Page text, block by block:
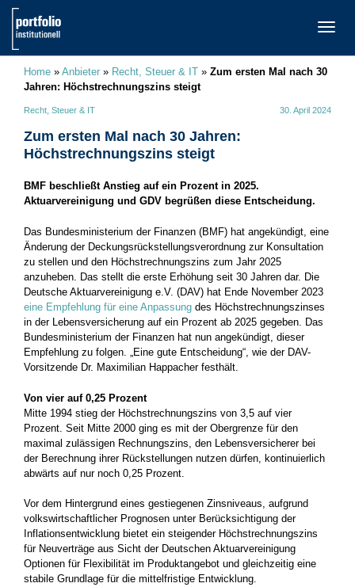
Home » Anbieter » Recht, Steuer & IT » Zum ersten Mal nach 30
Jahren: Höchstrechnungszins steigt
Recht, Steuer & IT 30. April 2024
Zum ersten Mal nach 30 Jahren:
Höchstrechnungszins steigt
BMF beschließt Anstieg auf ein Prozent in 2025.
Aktuarvereinigung und GDV begrüßen diese Entscheidung.
Das Bundesministerium der Finanzen (BMF) hat angekündigt, eine
Änderung der Deckungsrückstellungsverordnung zur Konsultation
zu stellen und den Höchstrechnungszins zum Jahr 2025
anzuheben. Das stellt die erste Erhöhung seit 30 Jahren dar. Die
Deutsche Aktuarvereinigung e.V. (DAV) hat Ende November 2023
eine Empfehlung für eine Anpassung des Höchstrechnungszinses
in der Lebensversicherung auf ein Prozent ab 2025 gegeben. Das
Bundesministerium der Finanzen hat nun angekündigt, dieser
Empfehlung zu folgen. „Eine gute Entscheidung“, wie der DAV-
Vorsitzende Dr. Maximilian Happacher festhält.
Von vier auf 0,25 Prozent
Mitte 1994 stieg der Höchstrechnungszins von 3,5 auf vier
Prozent. Seit Mitte 2000 ging es mit der Obergrenze für den
maximal zulässigen Rechnungszins, den Lebensversicherer bei
der Berechnung ihrer Rückstellungen nutzen dürfen, kontinuierlich
abwärts auf nur noch 0,25 Prozent.
Vor dem Hintergrund eines gestiegenen Zinsniveaus, aufgrund
volkswirtschaftlicher Prognosen unter Berücksichtigung der
Inflationsentwicklung bietet ein steigender Höchstrechnungszins
für Neuverträge aus Sicht der Deutschen Aktuarvereinigung
Optionen für Flexibilität im Produktangebot und gleichzeitig eine
stabile Grundlage für die mittelfristige Entwicklung.